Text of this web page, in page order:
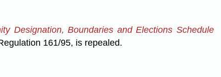
Designation, Boundaries and Elections Schedule
161/95, is repealed.